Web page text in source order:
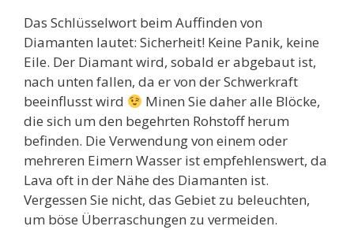
Das Schlüsselwort beim Auffinden von
Diamanten lautet: Sicherheit! Keine Panik, keine
Eile. Der Diamant wird, sobald er abgebaut ist,
nach unten fallen, da er von der Schwerkraft
beeinflusst wird
Minen Sie daher alle Blöcke,
die sich um den begehrten Rohstoff herum
befinden. Die Verwendung von einem oder
mehreren Eimern Wasser ist empfehlenswert, da
Lava oft in der Nähe des Diamanten ist.
Vergessen Sie nicht, das Gebiet zu beleuchten,
um böse Überraschungen zu vermeiden.